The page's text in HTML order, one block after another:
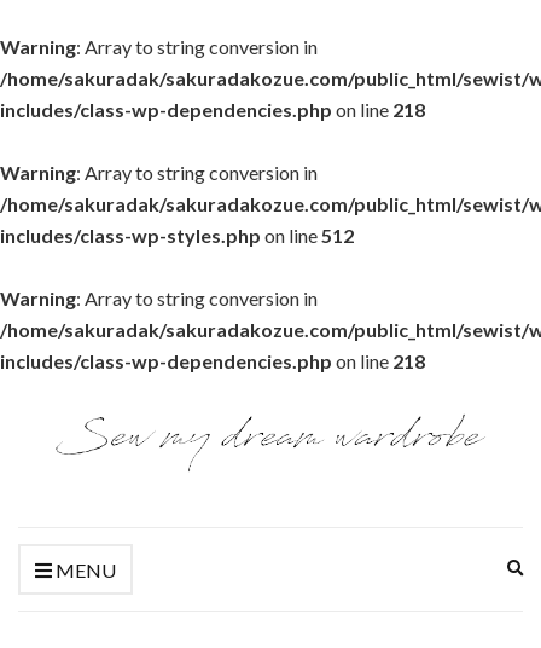
Warning: Array to string conversion in
/home/sakuradak/sakuradakozue.com/public_html/sewist/
includes/class-wp-dependencies.php on line 218
Warning: Array to string conversion in
/home/sakuradak/sakuradakozue.com/public_html/sewist/
includes/class-wp-styles.php on line512
Warning: Array to string conversion in
/home/sakuradak/sakuradakozue.com/public_html/sewist/
includes/class-wp-dependencies.php on line 218
MENU